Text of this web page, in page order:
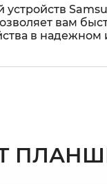
устройств
вам
в